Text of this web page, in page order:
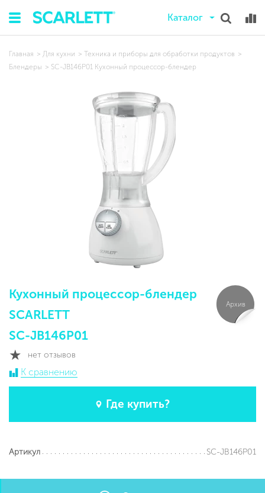
Каталог
Главная Для кухни
Техника и приборы для обработки продуктов
Блендеры
SC-JB146P01 Кухонный процессор-блендер
Кухонный процессор-блендер
SCARLETT
SC-JB146P01
нет отзывов
К сравнению
Где купить?
Архив
Артикул SC-JB146P01